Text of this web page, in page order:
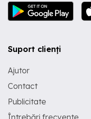
Suport clienți
Ajutor
Contact
Publicitate